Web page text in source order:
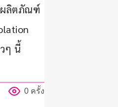
ผลิตภัณฑ์
ๆ นี้
0 ครั้ง